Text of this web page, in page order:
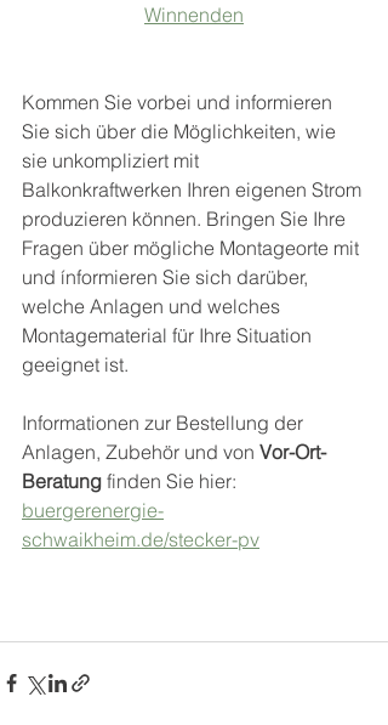
Winnenden
Kommen Sie vorbei und informieren
Sie sich über die Möglichkeiten, wie
sie unkompliziert mit
Balkonkraftwerken Ihren eigenen Strom
produzieren können. Bringen Sie Ihre
Fragen über mögliche Montageorte mit
und ínformieren Sie sich darüber,
welche Anlagen und welches
Montagematerial für Ihre Situation
geeignet ist.
Informationen zur Bestellung der
Anlagen, Zubehör und von Vor-Ort-
Beratung finden Sie hier:
buergerenergie-
schwaikheim.de/stecker-pv